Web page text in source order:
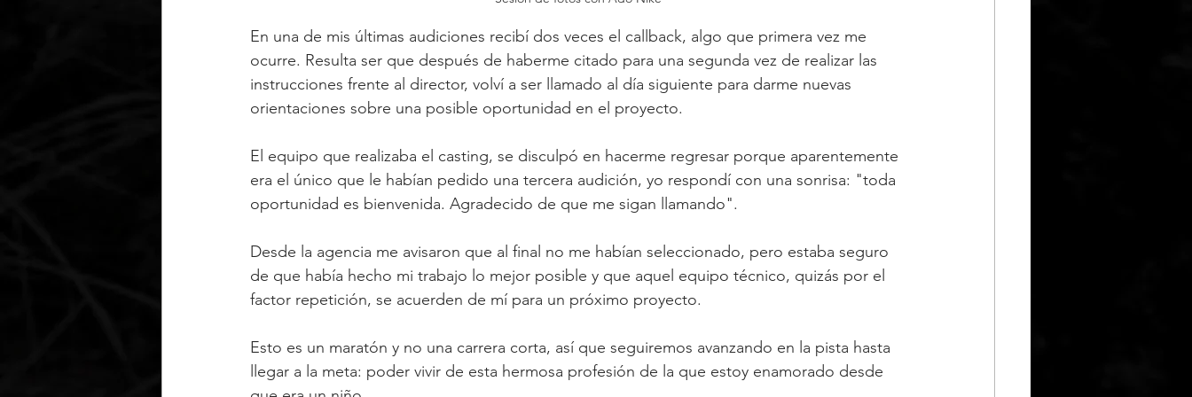
En una de mis últimas audiciones recibí dos veces el callback, algo que primera vez me
ocurre. Resulta ser que después de haberme citado para una segunda vez de realizar las
instrucciones frente al director, volví a ser llamado al día siguiente para darme nuevas
orientaciones sobre una posible oportunidad en el proyecto.
El equipo que realizaba el casting, se disculpó en hacerme regresar porque aparentemente
era el único que le habían pedido una tercera audición, yo respondí con una sonrisa: "toda
oportunidad es bienvenida. Agradecido de que me sigan llamando".
Desde la agencia me avisaron que al final no me habían seleccionado, pero estaba seguro
de que había hecho mi trabajo lo mejor posible y que aquel equipo técnico, quizás por el
factor repetición, se acuerden de mí para un próximo proyecto.
Esto es un maratón y no una carrera corta, así que seguiremos avanzando en la pista hasta
llegar a la meta: poder vivir de esta hermosa profesión de la que estoy enamorado desde